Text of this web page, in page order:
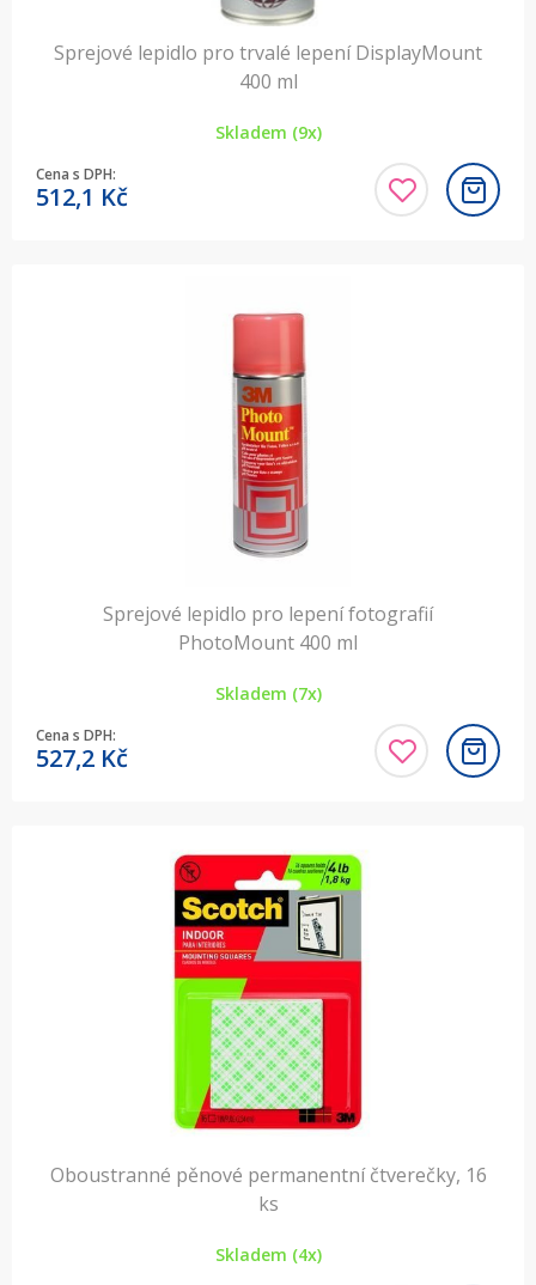
Sprejové lepidlo pro trvalé lepení DisplayMount
400 ml
Skladem (9x)
Cena s DPH:
512,1 Kč
Sprejové lepidlo pro lepení fotografií
PhotoMount 400 ml
Skladem (7x)
Cena s DPH:
527,2 Kč
Oboustranné pěnové permanentní čtverečky, 16
ks
Skladem (4x)